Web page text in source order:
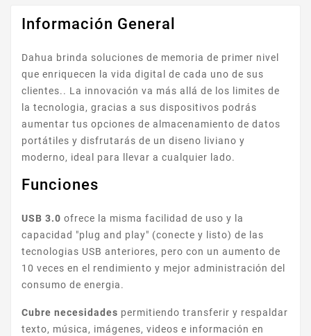
Información General
Dahua brinda soluciones de memoria de primer nivel
que enriquecen la vida digital de cada uno de sus
clientes.. La innovación va más allá de los limites de
la tecnologia, gracias a sus dispositivos podrás
aumentar tus opciones de almacenamiento de datos
portátiles y disfrutarás de un diseno liviano y
moderno, ideal para llevar a cualquier lado.
Funciones
USB 3.0 ofrece la misma facilidad de uso y la
capacidad "plug and play" (conecte y listo) de las
tecnologias USB anteriores, pero con un aumento de
10 veces en el rendimiento y mejor administración del
consumo de energia.
Cubre necesidades permitiendo transferir y respaldar
texto, música, imágenes, videos e información en